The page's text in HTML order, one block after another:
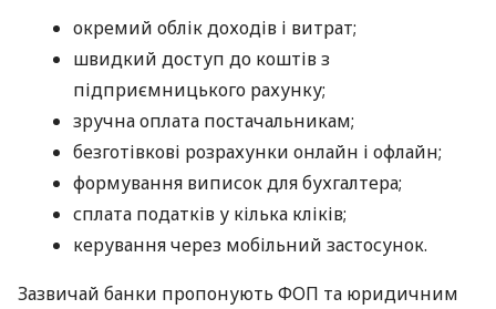
окремий облік доходів і витрат;
швидкий доступ до коштів з
підприємницького рахунку;
зручна оплата постачальникам;
безготівкові розрахунки онлайн і офлайн;
формування виписок для бухгалтера;
сплата податків у кілька кліків;
керування через мобільний застосунок.
Зазвичай банки пропонують ФОП та юридичним